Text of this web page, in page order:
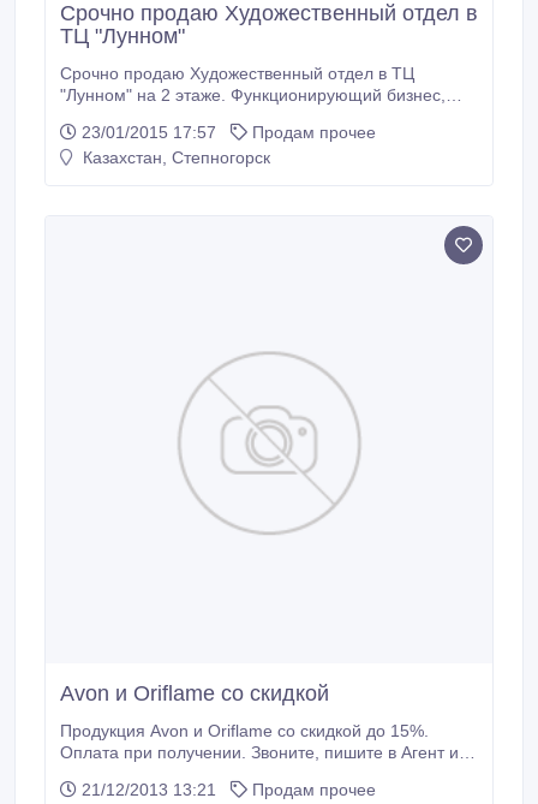
Срочно продаю Художественный отдел в
ТЦ "Лунном"
Срочно продаю Художественный отдел в ТЦ
"Лунном" на 2 этаже. Функционирующий бизнес,
нестандартный, популярный магазин с постоянным
доходом.Большие возможности развития. Продаю
23/01/2015 17:57
Продам прочее
Казахстан, Степногорск
Avon и Oriflame со скидкой
Продукция Avon и Oriflame со скидкой до 15%.
Оплата при получении. Звоните, пишите в Агент и
21/12/2013 13:21
Продам прочее